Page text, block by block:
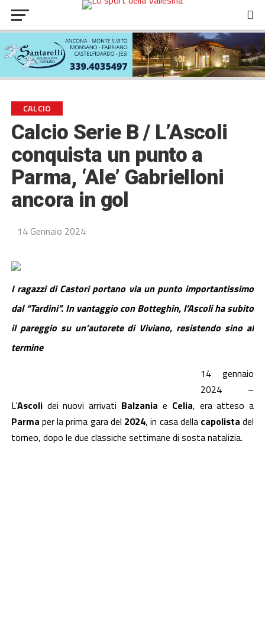
CALCIO
Calcio Serie B / L’Ascoli
conquista un punto a
Parma, ‘Ale’ Gabrielloni
ancora in gol
14 Gennaio 2024
I ragazzi di Castori portano via un punto importantissimo
dal “Tardini”. In vantaggio con Botteghin, l’Ascoli ha subito
il pareggio su un’autorete di Viviano, resistendo sino al
termine
14 gennaio
2024 –
L’Ascolidei nuovi arrivati Balzania e Celia, era atteso a
Parma per la prima gara del 2024, in casa della capolista del
torneo, dopo le due classiche settimane di sosta natalizia.